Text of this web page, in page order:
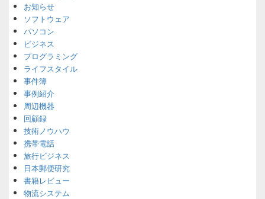
お知らせ
ソフトウェア
パソコン
ビジネス
プログラミング
ライフスタイル
事件簿
事例紹介
周辺機器
回顧録
技術ノウハウ
携帯電話
旅行ビジネス
日本郵便研究
書籍レビュー
物流システム